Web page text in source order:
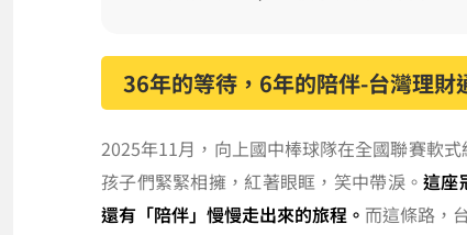
36年的等待，6年的陪伴-台灣理財
2025年11月，向上國中棒球隊在全國聯賽軟
孩子們緊緊相擁，紅著眼眶，笑中帶淚。這座
還有「陪伴」慢慢走出來的旅程。 而這條路，